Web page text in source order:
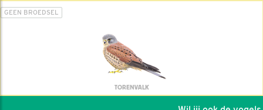
GEEN BROEDSEL
TORENVALK